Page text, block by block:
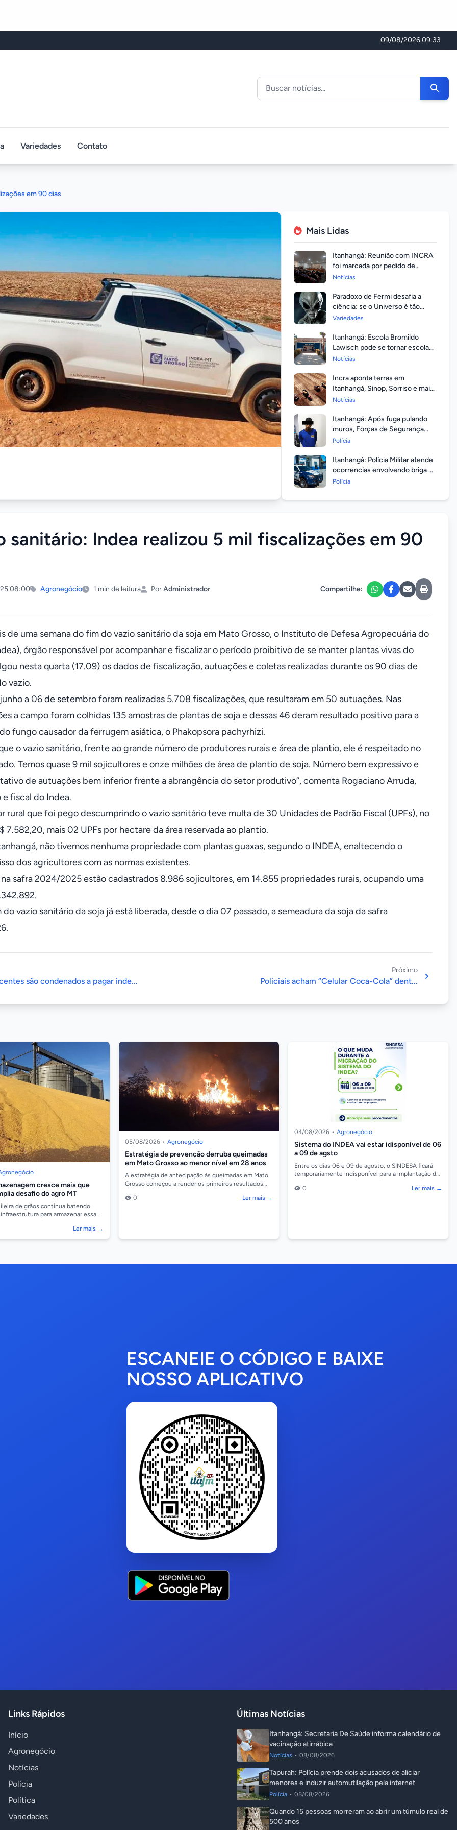
09/08/2026 09:33
Buscar noticias
Variedades Contato
em 90 dias
Mais Lidas
Itanhangá: Reunião com INCRA
foi marcada por pedido de
regularização pela população
Notícias
Paradoxo de Fermi desafia a
ciência: se o Universo é tão
vasto, por que ninguém
Variedades
Itanhangá: Escola Bromildo
Lawisch pode se tornar escola
cívico-militar
Notícias
Incra aponta terras em
Itanhangá, Sinop, Sorriso e mais
14 entre as com maior
Notícias
Itanhangá: Após fuga pulando
muros, Forças de Segurança
prendem homem com mandato
Polícia
Itanhangá: Polícia Militar atende
ocorrencias envolvendo briga de
casais durante feriado
Polícia
sanitário: Indea realizou 5 mil fiscalizações em 90
08:00 Agronegócio 1 min de leitura PorAdministrador Compartilhe:
de uma semana do fim do vazio sanitário da soja em Mato Grosso, o Instituto de Defesa Agropecuária do
órgão responsável por acompanhar e fiscalizar o período proibitivo de se manter plantas vivas do
nesta quarta (17.09) os dados de fiscalização, autuações e coletas realizadas durante os 90 dias de
vazio.
a 06 de setembro foram realizadas 5.708 fiscalizações, que resultaram em 50 autuações. Nas
a campo foram colhidas 135 amostras de plantas de soja e dessas 46 deram resultado positivo para a
fungo causador da ferrugem asiática, o Phakopsora pachyrhizi.
o vazio sanitário, frente ao grande número de produtores rurais e área de plantio, ele é respeitado no
Temos quase 9 mil sojicultores e onze milhões de área de plantio de soja. Número bem expressivo e
de autuações bem inferior frente a abrangência do setor produtivo”, comenta Rogaciano Arruda,
fiscal do Indea.
rural que foi pego descumprindo o vazio sanitário teve multa de 30 Unidades de Padrão Fiscal (UPFs), no
7.582,20, mais 02 UPFs por hectare da área reservada ao plantio.
não tivemos nenhuma propriedade com plantas guaxas, segundo o INDEA, enaltecendo o
dos agricultores com as normas existentes.
safra 2024/2025 estão cadastrados 8.986 sojicultores, em 14.855 propriedades rurais, ocupando uma
vazio sanitário da soja já está liberada, desde o dia 07 passado, a semeadura da soja da safra
são condenados a pagar inde...
Próximo
Policiais acham “Celular Coca-Cola” dent...
cresce mais que
desafio do agro MT
de grãos continua batendo
para armazenar essa
Ler mais →
05/08/2026 • Agronegócio
Estratégia de prevenção derruba queimadas
em Mato Grosso ao menor nível em 28 anos
A estratégia de antecipação às queimadas em Mato
Grosso começou a render os primeiros resultados
junho...
0 Ler mais →
04/08/2026 • Agronegócio
Sistema do INDEA vai estar idisponível de 06
a 09 de agsto
Entre os dias 06 e 09 de agosto, o SINDESA ficará
temporariamente indisponível para a implantação da
0
Ler mais →
ESCANEIE O CÓDIGO E BAIXE
NOSSO APLICATIVO
Links Rápidos
Início
Agronegócio
Notícias
Polícia
Política
Variedades
Últimas Notícias
Itanhangá: Secretaria De Saúde informa calendário de
vacinação atirrábica
Notícias • 08/08/2026
Tapurah: Polícia prende dois acusados de aliciar
menores e induzir automutilação pela internet
Polícia • 08/08/2026
Quando 15 pessoas morreram ao abrir um túmulo real de
500 anos